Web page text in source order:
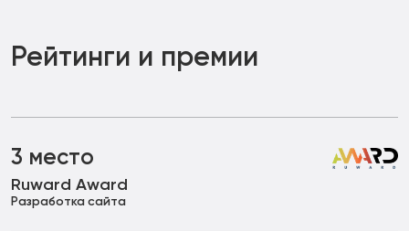
Рейтинги и премии
3 место
Ruward Award
Разработка сайта